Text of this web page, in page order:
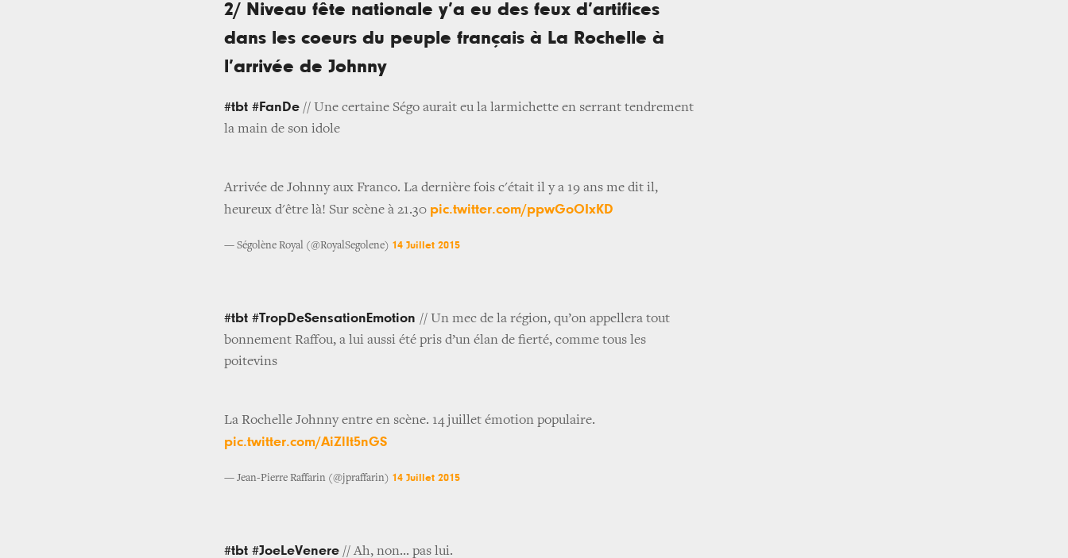
2/ Niveau fête nationale y’a eu des feux d’artifices
dans les coeurs du peuple français à La Rochelle à
l’arrivée de Johnny
#tbt #FanDe // Une certaine Ségo aurait eu la larmichette en serrant tendrement
la main de son idole
Arrivée de Johnny aux Franco. La dernière fois c'était il y a 19 ans me dit il,
heureux d'être là! Sur scène à 21.30 pic.twitter.com/ppwGoOIxKD
— Ségolène Royal (@RoyalSegolene) 14 Juillet 2015
#tbt #TropDeSensationEmotion // Un mec de la région, qu’on appellera tout
bonnement Raffou, a lui aussi été pris d’un élan de fierté, comme tous les
poitevins
La Rochelle Johnny entre en scène. 14 juillet émotion populaire.
pic.twitter.com/AiZlIt5nGS
— Jean-Pierre Raffarin (@jpraffarin) 14 Juillet 2015
#tbt #JoeLeVenere // Ah, non... pas lui.